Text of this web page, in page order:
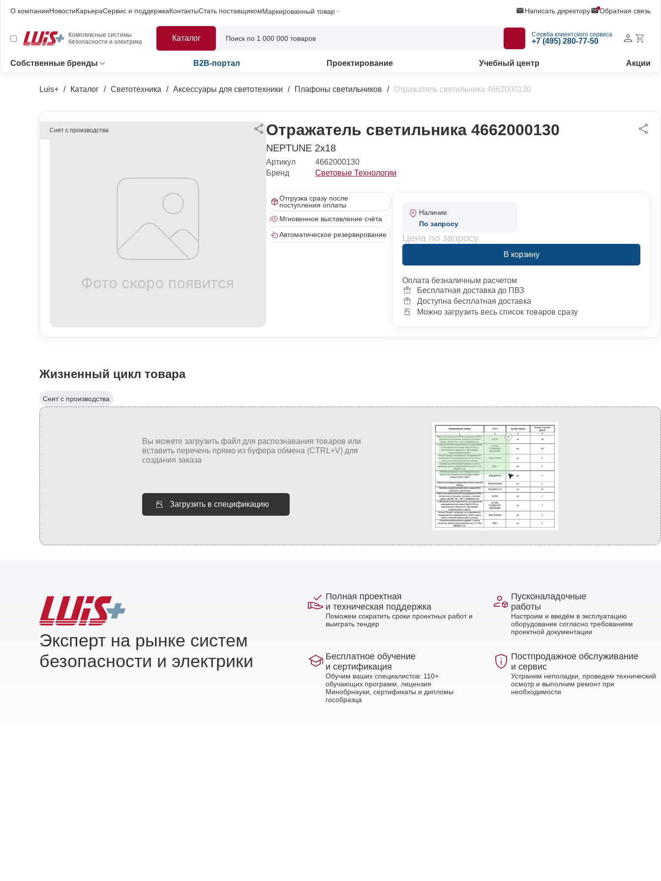
О компанииНовостиКарьераСервис и поддержкаКонтактыСтать поставщикомМаркированный товар Написать директору Обратная связь
Комплексные системы
безопасности и электрика
Каталог Служба клиентского сервиса
+7 (495) 280-77-50
Собственные бренды B2B-портал Проектирование Учебный центр Акции
Luis+ Каталог Светотехника Аксессуары для светотехники Плафоны светильников Отражатель светильника 4662000130
Снят с производства Отражатель светильника 4662000130
NEPTUNE 2х18
Артикул
4662000130
Бренд
Световые Технологии
Отгрузка сразу после
поступления оплаты
Мгновенное выставление счёта
Автоматическое резервирование
Наличие
По запросу
Цена по запросу
В корзину
Оплата безналичным расчетом
Бесплатная доставка до ПВЗ
Доступна бесплатная доставка
Можно загрузить весь список товаров сразу
Жизненный цикл товара
Снят с производства
Загрузить в спецификацию
Эксперт на рынке систем
безопасности и электрики
Полная проектная
и техническая поддержка
Поможем сократить сроки проектных работ и
выиграть тендер
Пусконаладочные
работы
Настроим и введём в эксплуатацию
оборудование согласно требованиям
проектной документации
Бесплатное обучение
и сертификация
Обучим ваших специалистов: 110+
обучающих программ, лицензия
Минобрнауки, сертификаты и дипломы
гособразца
Постпродажное обслуживание
и сервис
Устраним неполадки, проведем технический
осмотр и выполним ремонт при
необходимости